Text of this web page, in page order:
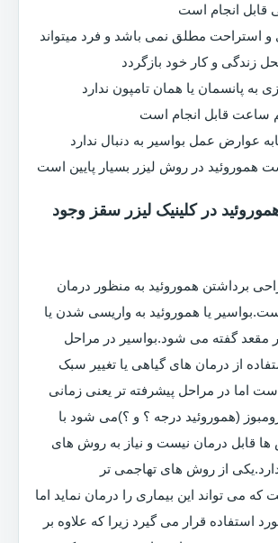
انجام است
و استراحت مطلق نمی باشد و فرد میتواند
زندگی و کار خود بازگردد
به پانسمان یا همان تامپون ندارد
ساعت قابل انجام است
عوارض عمل بواسیر به دنبال ندارد
هموروئید در روش لیزر بسیار پایین است
در کلینیک لیزر سقز وجود
برداشتن هموروئید به منظور درمان
یا هموروئید به واریسی شدن یا
گفته می شود.بواسیر در مراحل
از درمان های گیاهی یا تغییر سبک
اما در مراحل پیشرفته تر یعنی زمانی
(هموروئید درجه ؟ و ؟)می شود با
ها قابل درمان نیست و نیاز به روش های
از روش های تهاجمی تر
می تواند این بیماری را درمان نماید اما
استفاده قرار می گیرد زیرا که علاوه بر